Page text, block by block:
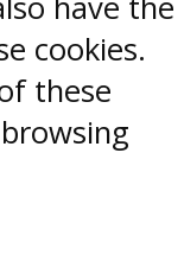
cookies.
these